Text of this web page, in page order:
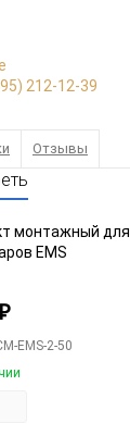
212-12-39
Отзывы
монтажный
EMS
EMS-2-50